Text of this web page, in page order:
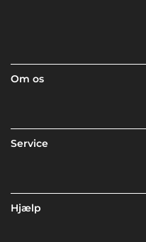
Om os
Service
Hjælp